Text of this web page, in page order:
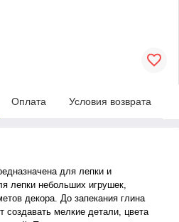
Оплата Условия возврата
для лепки и
лепки небольших игрушек,
декора. До запекания глина
создавать мелкие детали, цвета